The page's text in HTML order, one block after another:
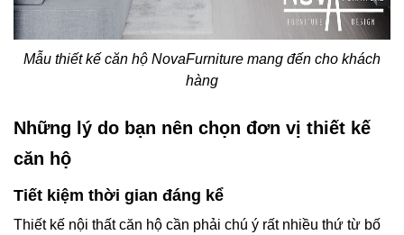
Mẫu thiết kế căn hộ NovaFurniture mang đến cho khách
hàng
Những lý do bạn nên chọn đơn vị thiết kế
căn hộ
Tiết kiệm thời gian đáng kể
Thiết kế nội thất căn hộ cần phải chú ý rất nhiều thứ từ bố